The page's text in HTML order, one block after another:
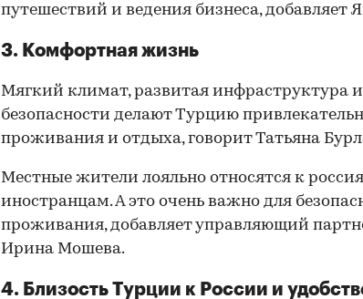
путешествий и ведения бизнеса, добавляет
3. Комфортная жизнь
Мягкий климат, развитая инфраструктура
безопасности делают Турцию
проживания и отдыха, говорит Татьяна
Местные жители лояльно относятся к
иностранцам. А это очень важно для
проживания, добавляет управляющий
Ирина Мошева.
4. Близость Турции к России и